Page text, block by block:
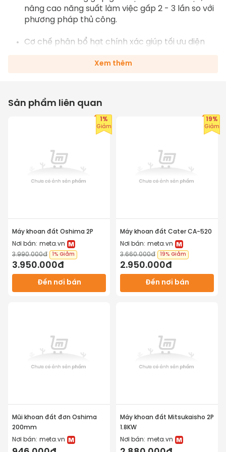
nâng cao năng suất làm việc gấp 2 - 3 lần so với
phương pháp thủ công.
Cơ chế phân bổ hạt chính xác giúp tối ưu diện
được phân bổ đồng đều.
lượng nhẹ (12.55kg), phù hợp với nhiều địa hình,
dễ dàng di chuyển và sử dụng.
Tiết kiệm thời gian gieo hạt, giúp công việc hoàn
mùa vụ khẩn trương.
thiểu phải cúi người hoặc di chuyển nhiều khi gieo
Dễ dàng cất trữ sau khi sử dụng, không chiếm
nhiều diện tích, lý tưởng cho các nông trại hoặc
hộ gia đình có không gian hạn chế.
Cho năng suất công việc cao
Xem thêm
Sản phẩm liên quan
1%
Giảm
Máy khoan đất Oshima 2P
Nơi bán: meta.vn
3.990.000đ
1% Giảm
3.950.000đ
Đến nơi bán
19%
Giảm
Máy khoan đất Cater CA-520
Nơi bán: meta.vn
3.660.000đ
19% Giảm
2.950.000đ
Đến nơi bán
Mũi khoan đất đơn Oshima
200mm
Nơi bán: meta.vn
Máy khoan đất Mitsukaisho 2P
1.8KW
Nơi bán: meta.vn